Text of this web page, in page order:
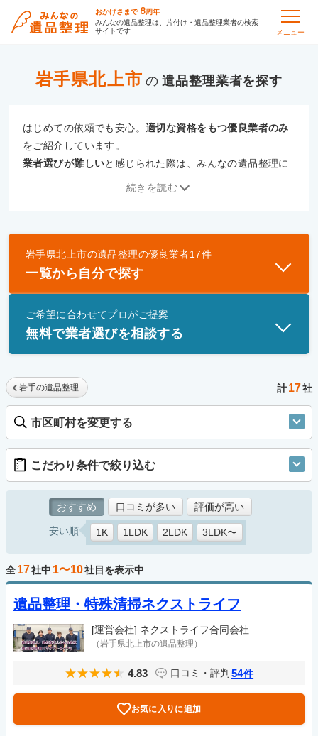
おかげさまで 8周年
みんなの遺品整理は、片付け・遺品整理業者の検索
サイトです
メニュー
岩手県北上市 の 遺品整理
はじめての依頼でも安心。適切な資格をもつ優良業者のみ
をご紹介しています。
業者選びが難しいと感じられた際は、みんなの遺品整理に
優良業者とは
一般財団法人遺品整理認定協会、および一般社団法
士」資格を持つ事業者のみ掲載しています。
続きを読む
岩手県北上市の遺品整理の優良業者17件
一覧から自分で探す
ご希望に合わせてプロがご提案
無料で業者選びを相談する
岩手の遺品整理 計17社
市区町村を変更する
こだわり条件で絞り込む
おすすめ 口コミが多い 評価が高い
安い順 1K 1LDK 2LDK 3LDK〜
全17社中 1〜10社目を表示中
遺品整理・特殊清掃ネクストライフ
[運営会社] ネクストライフ合同会社
（岩手県北上市の遺品整理）
4.83 口コミ・評判 54件
お気に入りに追加